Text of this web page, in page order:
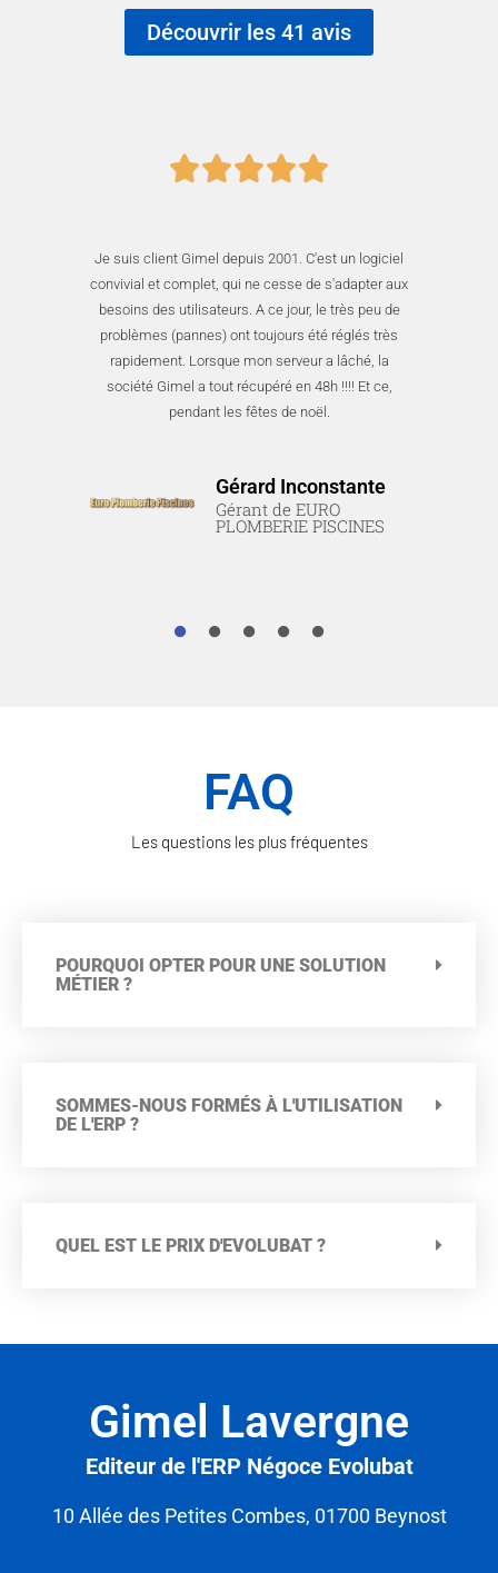
Découvrir les 41 avis
Je suis client Gimel depuis 2001. C'est un logiciel
convivial et complet, qui ne cesse de s'adapter aux
besoins des utilisateurs. A ce jour, le très peu de
problèmes (pannes) ont toujours été réglés très
rapidement. Lorsque mon serveur a lâché, la
société Gimel a tout récupéré en 48h !!!! Et ce,
pendant les fêtes de noël.
Gérard Inconstante
Gérant de EURO
PLOMBERIE PISCINES
FAQ
Les questions les plus fréquentes
POURQUOI OPTER POUR UNE SOLUTION
MÉTIER ?
SOMMES-NOUS FORMÉS À L'UTILISATION
DE L'ERP ?
QUEL EST LE PRIX D'EVOLUBAT ?
Gimel Lavergne
Editeur de l'ERP Négoce Evolubat
10 Allée des Petites Combes, 01700 Beynost